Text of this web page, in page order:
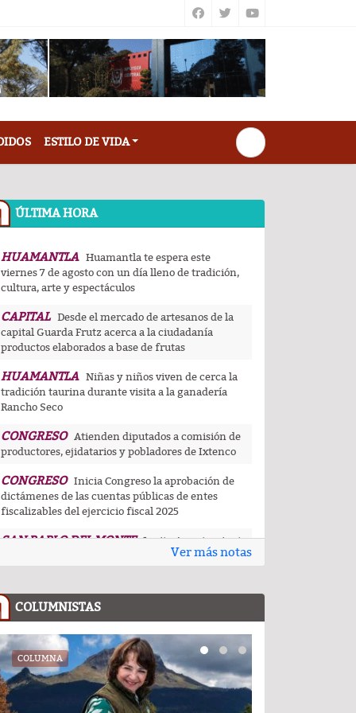
ESTILO DE VIDA
ÚLTIMA HORA
HUAMANTLA Huamantla te espera este
viernes 7 de agosto con un día lleno de tradición,
cultura, arte y espectáculos
CAPITAL Desde el mercado de artesanos de la
capital Guarda Frutz acerca a la ciudadanía
productos elaborados a base de frutas
HUAMANTLA Niñas y niños viven de cerca la
tradición taurina durante visita a la ganadería
Rancho Seco
CONGRESO Atienden diputados a comisión de
productores, ejidatarios y pobladores de Ixtenco
CONGRESO Inicia Congreso la aprobación de
dictámenes de las cuentas públicas de entes
fiscalizables del ejercicio fiscal 2025
SAN PABLO DEL MONTE Invita Ayuntamiento
de San Pablo del Monte a la Feria de la Salud este 8
UATX La UATx promueve la resiliencia
emocional para fortalecer salud y bienestar de
CAPITAL Inaugura alcalde de Tlaxcala
rehabilitación de la cancha Blas Charro Carvajal,
obra impulsada por Alfonso Sánchez
Ver más notas
COLUMNISTAS
COLUMNA